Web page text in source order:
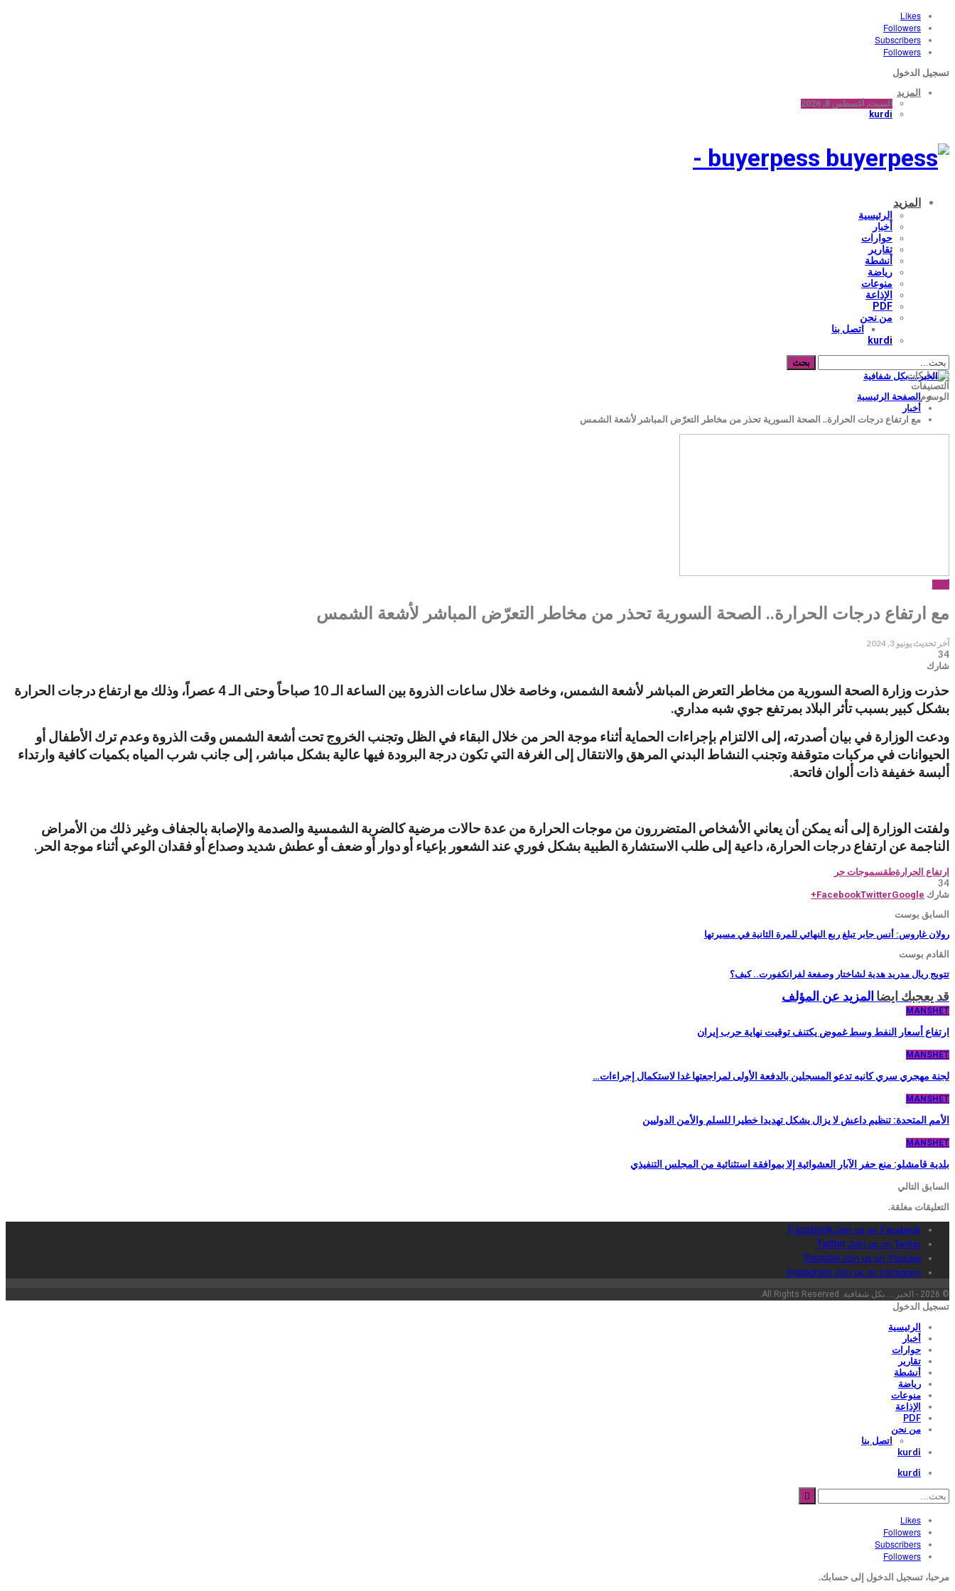
Likes
Followers
Subscribers
Followers
تسجيل الدخول
المزيد
السبت, أغسطس 8, 2026
kurdi
buyerpess -
المزيد
الرئيسية
أخبار
حوارات
تقارير
أنشطة
رياضة
منوعات
الإذاعة
PDF
من نحن
اتصل بنا
kurdi
المشاركات
التصنيفات
الوسومالصفحة الرئيسية
أخبار
مع ارتفاع درجات الحرارة.. الصحة السورية تحذر من مخاطر التعرّض المباشر لأشعة الشمس
مع ارتفاع درجات الحرارة.. الصحة السورية تحذر من مخاطر التعرّض المباشر لأشعة الشمس
آخر تحديث يونيو 3, 2024
34
شارك
حذرت وزارة الصحة السورية من مخاطر التعرض المباشر لأشعة الشمس، وخاصة خلال ساعات الذروة بين الساعة الـ 10 صباحاً وحتى الـ 4 عصراً، وذلك مع ارتفاع درجات الحرارة
بشكل كبير بسبب تأثر البلاد بمرتفع جوي شبه مداري.
ودعت الوزارة في بيان أصدرته، إلى الالتزام بإجراءات الحماية أثناء موجة الحر من خلال البقاء في الظل وتجنب الخروج تحت أشعة الشمس وقت الذروة وعدم ترك الأطفال أو
الحيوانات في مركبات متوقفة وتجنب النشاط البدني المرهق والانتقال إلى الغرفة التي تكون درجة البرودة فيها عالية بشكل مباشر، إلى جانب شرب المياه بكميات كافية وارتداء
ألبسة خفيفة ذات ألوان فاتحة.
ولفتت الوزارة إلى أنه يمكن أن يعاني الأشخاص المتضررون من موجات الحرارة من عدة حالات مرضية كالضربة الشمسية والصدمة والإصابة بالجفاف وغير ذلك من الأمراض
الناجمة عن ارتفاع درجات الحرارة، داعية إلى طلب الاستشارة الطبية بشكل فوري عند الشعور بإعياء أو دوار أو ضعف أو عطش شديد وصداع أو فقدان الوعي أثناء موجة الحر.
ارتفاع الحرارةطقسموجات حر
34
شارك
FacebookTwitterGoogle+
السابق بوست
رولان غاروس: أنس جابر تبلغ ربع النهائي للمرة الثانية في مسيرتها
القادم بوست
تتويج ريال مدريد هدية لشاختار وصفعة لفرانكفورت.. كيف؟
قد يعجبك ايضا المزيد عن المؤلف
MANSHET
ارتفاع أسعار النفط وسط غموض يكتنف توقيت نهاية حرب إيران
MANSHET
لجنة مهجري سري كانيه تدعو المسجلين بالدفعة الأولى لمراجعتها غدا لاستكمال إجراءات…
MANSHET
الأمم المتحدة: تنظيم داعش لا يزال يشكل تهديدا خطيرا للسلم والأمن الدوليين
MANSHET
بلدية قامشلو: منع حفر الآبار العشوائية إلا بموافقة استثنائية من المجلس التنفيذي
السابق التالي
التعليقات مغلقة.
FacebookJoin us on Facebook
TwitterJoin us on Twitter
YoutubeJoin us on Youtube
Instagram Join us on Instagram
© 2026 - الخبر.....بكل شفافية. All Rights Reserved.
تسجيل الدخول
الرئيسية
أخبار
حوارات
تقارير
أنشطة
رياضة
منوعات
الإذاعة
PDF
من نحن
اتصل بنا
kurdi
kurdi
Likes
Followers
Subscribers
Followers
مرحبا، تسجيل الدخول إلى حسابك.